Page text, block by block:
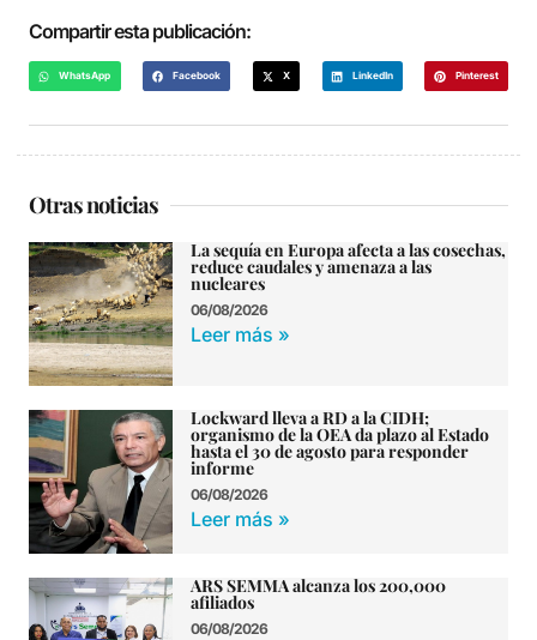
Compartir esta publicación:
WhatsApp Facebook X LinkedIn Pinterest
Otras noticias
La sequía en Europa afecta a las cosechas,
reduce caudales y amenaza a las
nucleares
06/08/2026
Leer más »
Lockward lleva a RD a la CIDH;
organismo de la OEA da plazo al Estado
hasta el 30 de agosto para responder
informe
06/08/2026
Leer más »
ARS SEMMA alcanza los 200,000
afiliados
06/08/2026